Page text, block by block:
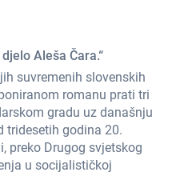
Aleša Čara.“
suvremenih slovenskih
romanu prati tri
gradu uz današnju
tridesetih godina 20.
preko Drugog svjetskog
u socijalističkoj